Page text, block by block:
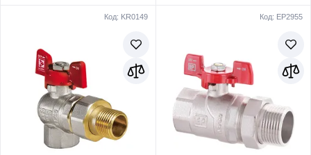
Краны шаровые
Вид изделия
"Американка"
Назначение
Для воды
Краны шаровые
Вид изделия
"Американка"
Назначение
Для воды
Код: KR0149 Код: EP2955